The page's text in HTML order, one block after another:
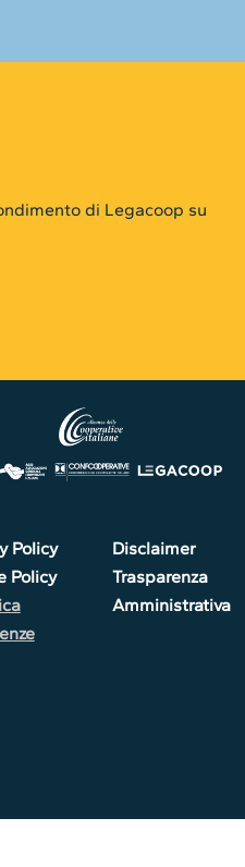
di Legacoop su
Policy
Policy
Disclaimer
Trasparenza
Amministrativa